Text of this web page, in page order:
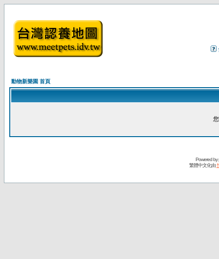
動物新樂園 首頁
Powered by
繁體中文化由